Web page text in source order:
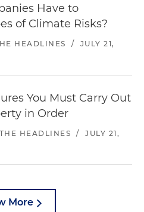
Have to
of Climate Risks?
HEADLINES /
JULY 21,
You Must Carry Out
in Order
HEADLINES /
JULY 21,
More